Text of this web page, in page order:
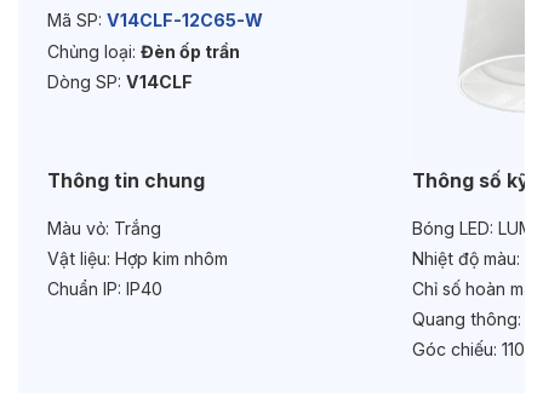
Bảo hành:3 năm
Chức năng:On/Off
Mã SP: V14CLF-12C65-W
Chủng loại: Đèn ốp trần
Dòng SP: V14CLF
Thông tin chung
Màu vỏ: Trắng
Vật liệu: Hợp kim nhôm
Chuẩn IP: IP40
Thông số kỹ
Bóng LED:
Nhiệt độ màu:
Chỉ số hoàn
Quang thông:
Góc chiếu: 110°